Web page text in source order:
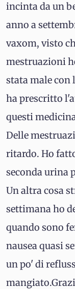
incinta da un
anno a
vaxom, visto
mestruazioni
stata male con
ha prescritto
questi
Delle
ritardo. Ho
seconda urina
Un altra cosa
settimana ho
quando sono
nausea quasi
un po' di